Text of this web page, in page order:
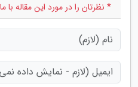
* نظرتان را در مورد این مقاله با